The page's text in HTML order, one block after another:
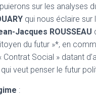
sur les analyses
qui nous éclaire sur
Jacques ROUSSEAU
du futur »*, en
Contrat Social » datant
veut penser le futur
: